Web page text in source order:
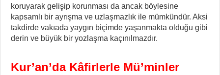
koruyarak gelişip korunması da ancak böylesine
kapsamlı bir ayrışma ve uzlaşmazlık ile mümkündür. Aksi
takdirde vakıada yaygın biçimde yaşanmakta olduğu gibi
derin ve büyük bir yozlaşma kaçınılmazdır.
Kur’an’da Kâfirlerle Mü’minler